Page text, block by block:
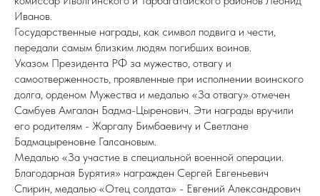
Иванов.
Государственные награды, как символ подвига и чести,
передали самым близким людям погибших воинов.
Указом Президента РФ за мужество, отвагу и
самоотверженность, проявленные при исполнении воинского
долга, орденом Мужества и медалью «За отвагу» отмечен
Самбуев Амгалан Бадма-Цыренович. Эти награды вручили
его родителям - Жаргалу Бимбаевичу и Светлане
Бадмацыреновне Галсановым.
Медалью «За участие в специальной военной операции.
Благодарная Бурятия» награжден Сергей Евгеньевич
Спирин, медалью «Отец солдата» - Евгений Александрович